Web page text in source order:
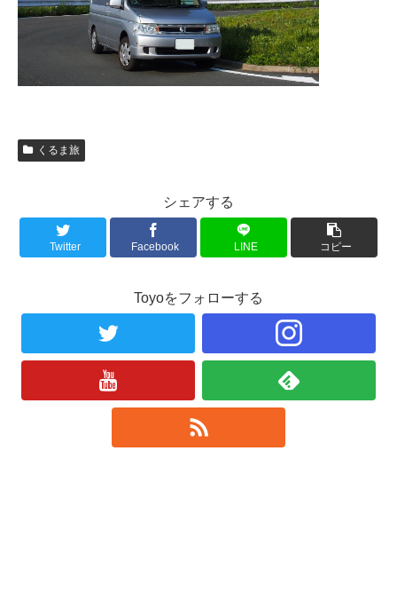
くるま旅
シェアする
Twitter Facebook LINE コピー
Toyoをフォローする